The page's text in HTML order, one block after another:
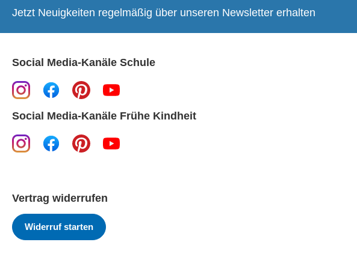
Jetzt Neuigkeiten regelmäßig über unseren Newsletter erhalten
Social Media-Kanäle Schule
Social Media-Kanäle Frühe Kindheit
Vertrag widerrufen
Widerruf starten